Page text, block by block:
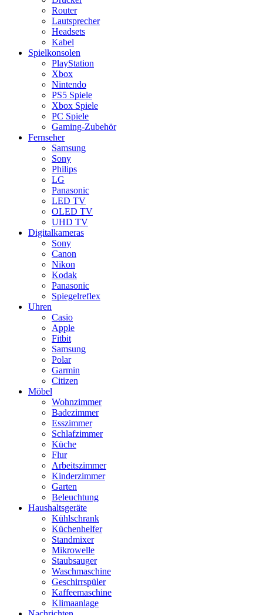
Router
Lautsprecher
Headsets
Kabel
Spielkonsolen
PlayStation
Xbox
Nintendo
PS5 Spiele
Xbox Spiele
PC Spiele
Gaming-Zubehör
Fernseher
Samsung
Sony
Philips
LG
Panasonic
LED TV
OLED TV
UHD TV
Digitalkameras
Sony
Canon
Nikon
Kodak
Panasonic
Spiegelreflex
Uhren
Casio
Apple
Fitbit
Samsung
Polar
Garmin
Citizen
Möbel
Wohnzimmer
Badezimmer
Esszimmer
Schlafzimmer
Küche
Flur
Arbeitszimmer
Kinderzimmer
Garten
Beleuchtung
Haushaltsgeräte
Kühlschrank
Küchenhelfer
Standmixer
Mikrowelle
Staubsauger
Waschmaschine
Geschirrspüler
Kaffeemaschine
Klimaanlage